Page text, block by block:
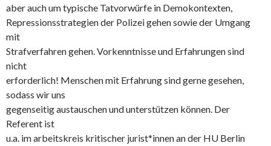
aber auch um typische Tatvorwürfe in Demokontexten,
Repressionsstrategien der Polizei gehen sowie der Umgang
mit
Strafverfahren gehen. Vorkenntnisse und Erfahrungen sind
nicht
erforderlich! Menschen mit Erfahrung sind gerne gesehen,
sodass wir uns
gegenseitig austauschen und unterstützen können. Der
Referent ist
u.a. im arbeitskreis kritischer jurist*innen an der HU Berlin